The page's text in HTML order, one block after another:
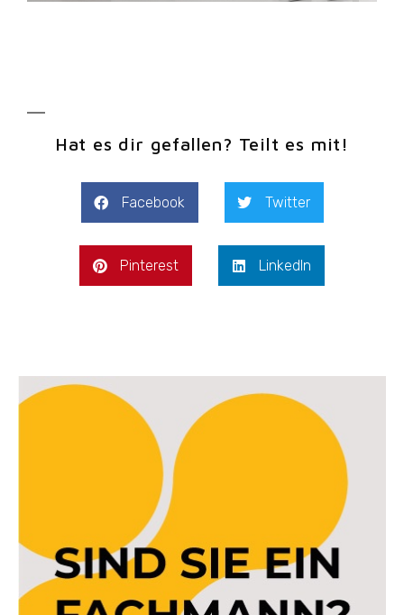
Hat es dir gefallen? Teilt es mit!
Facebook Twitter
Pinterest LinkedIn